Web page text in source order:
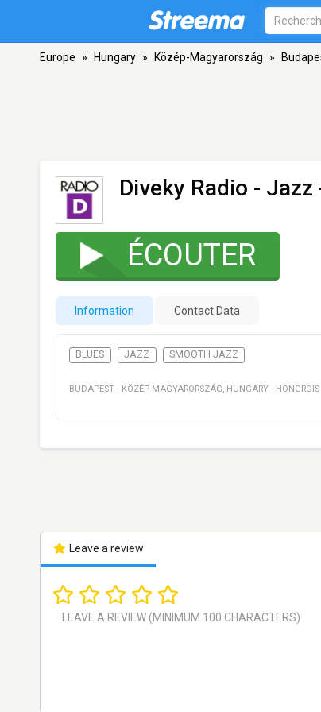
Europe » Hungary » Közép-Magyarország »
Diveky Radio - Jazz
ÉCOUTER
Information Contact Data
BLUES JAZZ SMOOTH JAZZ
BUDAPEST · KÖZÉP-MAGYARORSZÁG, HUNGARY · HONGROIS
Leave a review